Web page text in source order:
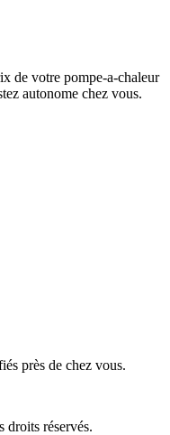
de votre pompe-a-chaleur
autonome chez vous.
près de chez vous.
réservés.